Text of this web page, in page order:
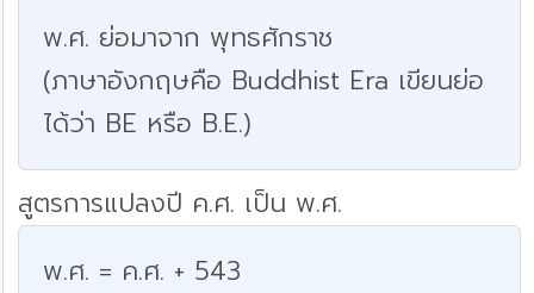
พ.ศ. ย่อมาจาก พุทธศักราช
(ภาษาอังกฤษคือ Buddhist Era เขียนย่อ
ได้ว่า BE หรือ B.E.)
สูตรการแปลงปี ค.ศ. เป็น พ.ศ.
พ.ศ. = ค.ศ. + 543